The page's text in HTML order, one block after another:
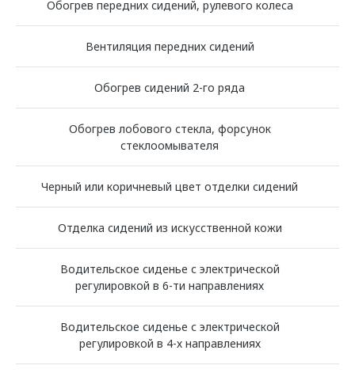
Обогрев передних сидений, рулевого колеса
Вентиляция передних сидений
Обогрев сидений 2-го ряда
Обогрев лобового стекла, форсунок
стеклоомывателя
Черный или коричневый цвет отделки сидений
Отделка сидений из искусственной кожи
Водительское сиденье с электрической
регулировкой в 6-ти направлениях
Водительское сиденье с электрической
регулировкой в 4-х направлениях